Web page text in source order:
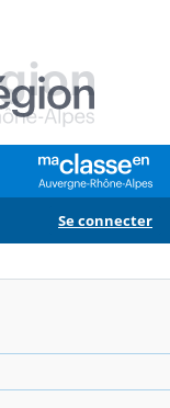
Se connecter